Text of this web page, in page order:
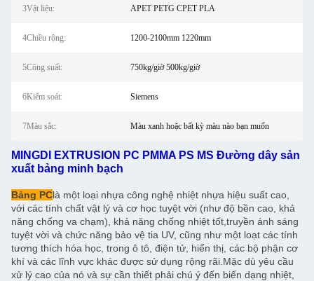
3Vật liệu: APET PETG CPET PLA
4Chiều rộng: 1200-2100mm 1220mm
5Công suất: 750kg/giờ 500kg/giờ
6Kiểm soát: Siemens
7Màu sắc: Màu xanh hoặc bất kỳ màu nào bạn muốn
MINGDI EXTRUSION PC PMMA PS MS Đường dây sản
xuất bảng minh bạch
Bảng PClà một loại nhựa công nghệ nhiệt nhựa hiệu suất cao,
với các tính chất vật lý và cơ học tuyệt vời (như độ bền cao, khả
năng chống va chạm), khả năng chống nhiệt tốt,truyền ánh sáng
tuyệt vời và chức năng bảo vệ tia UV, cũng như một loạt các tính
tương thích hóa học, trong ô tô, điện tử, hiển thị, các bộ phận cơ
khí và các lĩnh vực khác được sử dụng rộng rãi.Mặc dù yêu cầu
xử lý cao của nó và sự cần thiết phải chú ý đến biến dạng nhiệt,